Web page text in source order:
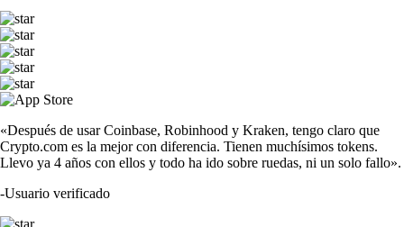
«Después de usar Coinbase, Robinhood y Kraken, tengo claro que
Crypto.com es la mejor con diferencia. Tienen muchísimos tokens.
Llevo ya 4 años con ellos y todo ha ido sobre ruedas, ni un solo fallo».
-Usuario verificado